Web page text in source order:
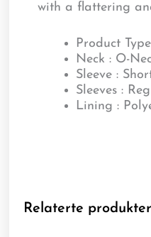
with a flattering
Product
Neck : O-
Sleeve :
Sleeves :
Lining :
Relaterte produkter